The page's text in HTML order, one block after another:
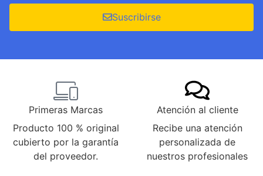
Suscribirse
Primeras Marcas
Producto 100 % original
cubierto por la garantía
del proveedor.
Atención al cliente
Recibe una atención
personalizada de
nuestros profesionales